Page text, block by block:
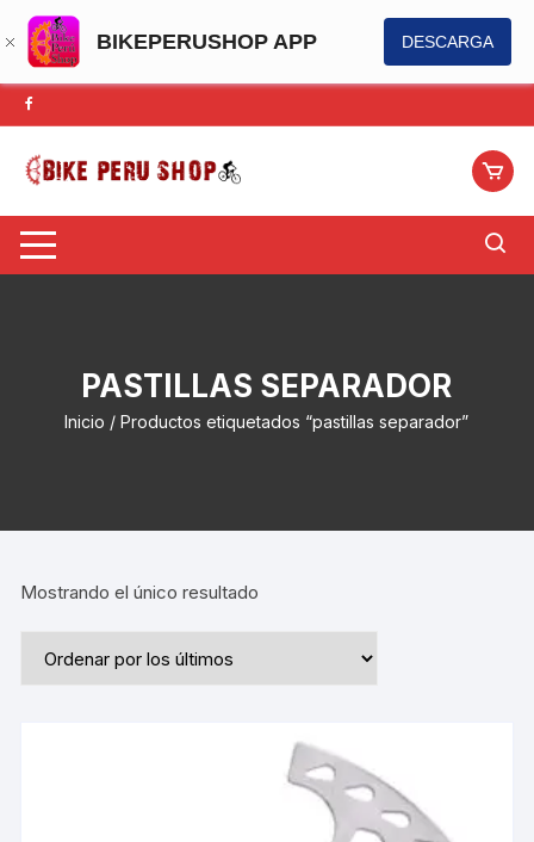
BIKEPERUSHOP APP DESCARGA
Saltar
al
contenido
PASTILLAS SEPARADOR
Inicio / Productos etiquetados “pastillas separador”
Mostrando el único resultado